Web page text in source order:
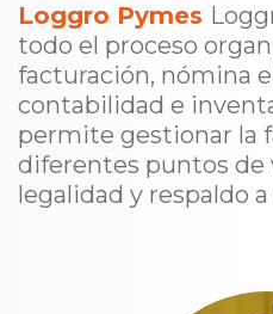
Loggro Pymes
todo el proceso
facturación, nómina
contabilidad e
permite gestionar la
diferentes puntos de
legalidad y respaldo